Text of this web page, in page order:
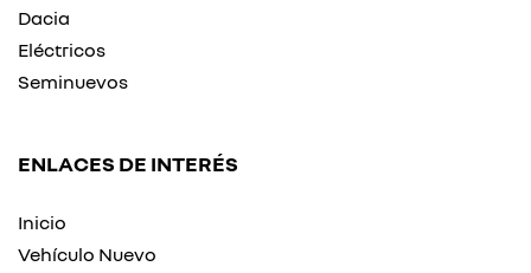
Dacia
Eléctricos
Seminuevos
ENLACES DE INTERÉS
Inicio
Vehículo Nuevo